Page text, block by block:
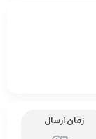
زمان ارسال